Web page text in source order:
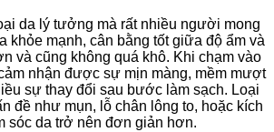
da lý tưởng mà rất nhiều người mong
khỏe mạnh, cân bằng tốt giữa độ ẩm và
và cũng không quá khô. Khi chạm vào
nhận được sự mịn màng, mềm mượt
sự thay đổi sau bước làm sạch. Loại
đề như mụn, lỗ chân lông to, hoặc kích
sóc da trở nên đơn giản hơn.